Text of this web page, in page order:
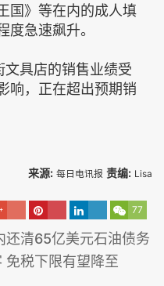
国》等在内的成人填
度急速飙升。
具店的销售业绩受
响，正在超出预期销
来源: 每日电讯报 责编: Lisa
77
清65亿美元石油债务
免税下限有望降至